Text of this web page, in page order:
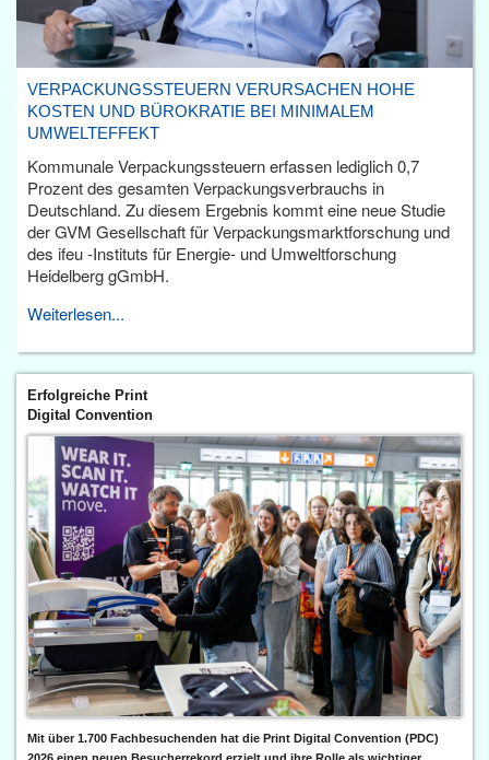
VERPACKUNGSSTEUERN VERURSACHEN HOHE
KOSTEN UND BÜROKRATIE BEI MINIMALEM
UMWELTEFFEKT
Kommunale Verpackungssteuern erfassen lediglich 0,7
Prozent des gesamten Verpackungsverbrauchs in
Deutschland. Zu diesem Ergebnis kommt eine neue Studie
der GVM Gesellschaft für Verpackungsmarktforschung und
des ifeu -Instituts für Energie- und Umweltforschung
Heidelberg gGmbH.
Weiterlesen...
Erfolgreiche Print
Digital Convention
Mit über 1.700 Fachbesuchenden hat die Print Digital Convention (PDC)